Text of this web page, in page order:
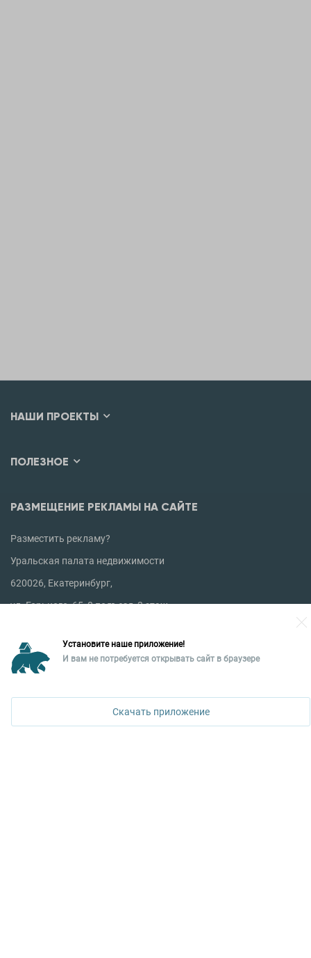
НАШИ ПРОЕКТЫ
ПОЛЕЗНОЕ
РАЗМЕЩЕНИЕ РЕКЛАМЫ НА САЙТЕ
Разместить рекламу?
Уральская палата недвижимости
620026, Екатеринбург,
ул. Горького, 65, 0 подъезд, 3 этаж
КОНТАКТЫ УПН
Политика конфиденциальности
Установите наше приложение!
И вам не потребуется открывать сайт в браузере
Скачать приложение